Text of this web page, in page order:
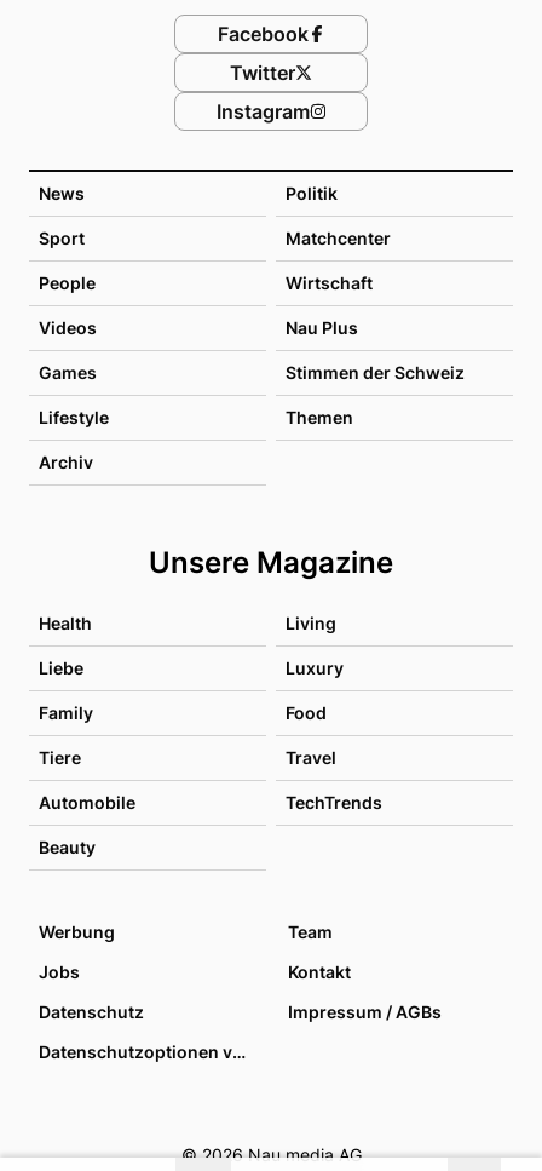
News Politik
Sport Matchcenter
People Wirtschaft
Videos Nau Plus
Games Stimmen der Schweiz
Lifestyle Themen
Archiv
Unsere Magazine
Health Living
Liebe Luxury
Family Food
Tiere Travel
Automobile TechTrends
Beauty
Facebook
Twitter
Instagram
Werbung
Team
Jobs
Kontakt
Datenschutz
Impressum / AGBs
Datenschutzoptionen verwalten
© 2026 Nau media AG